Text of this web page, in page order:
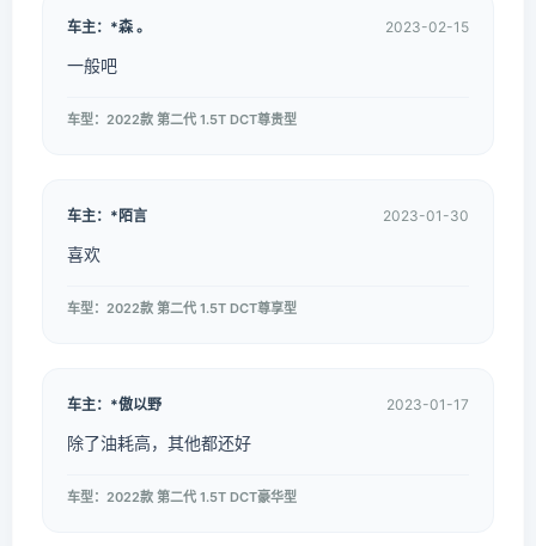
车主：*森 。 2023-02-15
一般吧
车型：2022款 第二代 1.5T DCT尊贵型
车主：*陌言 2023-01-30
喜欢
车型：2022款 第二代 1.5T DCT尊享型
车主：*傲以野 2023-01-17
除了油耗高，其他都还好
车型：2022款 第二代 1.5T DCT豪华型